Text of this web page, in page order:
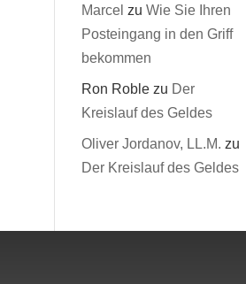
Marcel zuWie Sie Ihren
Posteingang in den Griff
bekommen
Ron Roble zu Der
Kreislauf des Geldes
Oliver Jordanov, LL.M. zu
Der Kreislauf des Geldes